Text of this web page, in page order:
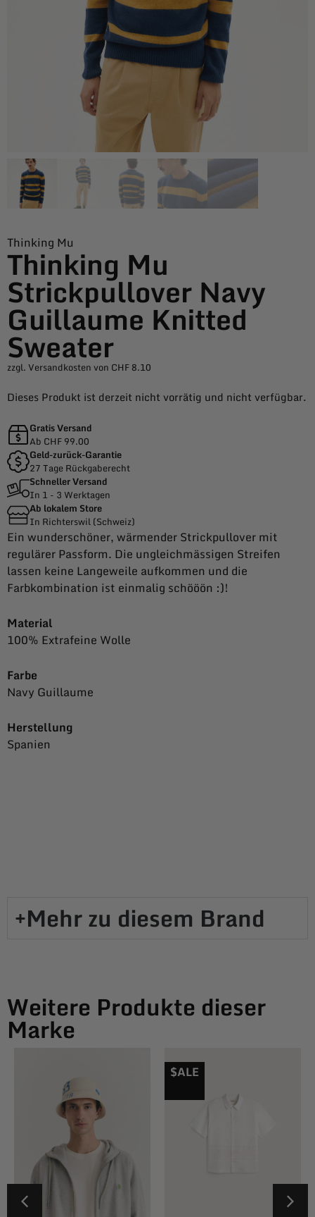
Thinking Mu
Thinking Mu
Strickpullover Navy
Guillaume Knitted
Sweater
zzgl. Versandkosten von CHF 8.10
Dieses Produkt ist derzeit nicht vorrätig und nicht verfügbar.
Gratis Versand
Ab CHF 99.00
Geld-zurück-Garantie
27 Tage Rückgaberecht
Schneller Versand
In 1 - 3 Werktagen
Ab lokalem Store
In Richterswil (Schweiz)
Ein wunderschöner, wärmender Strickpullover mit
regulärer Passform. Die ungleichmässigen Streifen
lassen keine Langeweile aufkommen und die
Farbkombination ist einmalig schööön :)!
Material
100% Extrafeine Wolle
Farbe
Navy Guillaume
Herstellung
Spanien
Mehr zu diesem Brand​
Weitere Produkte dieser
Marke
$ALE